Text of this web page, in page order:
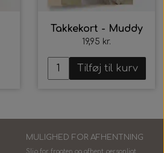
Takkekort - Muddy
19,95 kr.
Tilføj til kurv
MULIGHED FOR AFHENTNING
Slip for fragten og afhent personligt